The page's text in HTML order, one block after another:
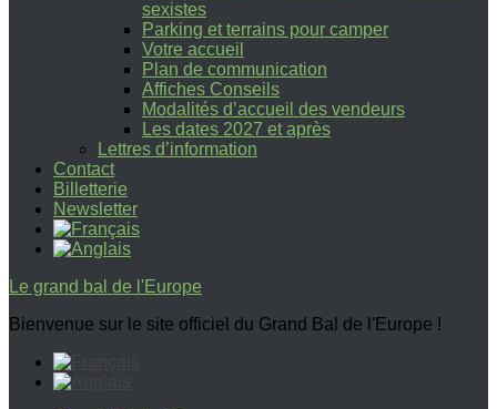
sexistes
Parking et terrains pour camper
Votre accueil
Plan de communication
Affiches Conseils
Modalités d’accueil des vendeurs
Les dates 2027 et après
Lettres d’information
Contact
Billetterie
Newsletter
Le grand bal de l'Europe
Bienvenue sur le site officiel du Grand Bal de l'Europe !